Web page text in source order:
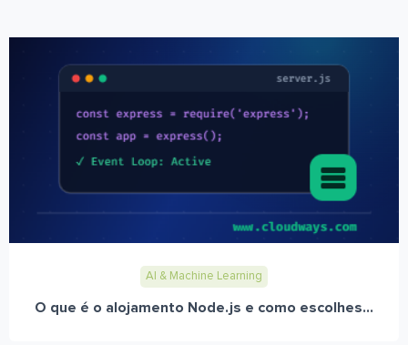
AI & Machine Learning
O que é o alojamento Node.js e como escolhes...